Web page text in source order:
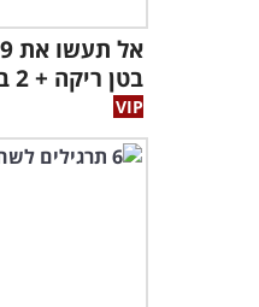
בטן ריקה + 2 בונוסים חשובים!